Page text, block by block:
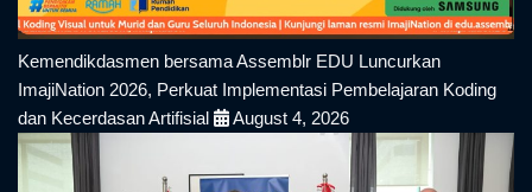
Kemendikdasmen bersama Assemblr EDU Luncurkan
ImajiNation 2026, Perkuat Implementasi Pembelajaran Koding
dan Kecerdasan Artifisial
August 4, 2026